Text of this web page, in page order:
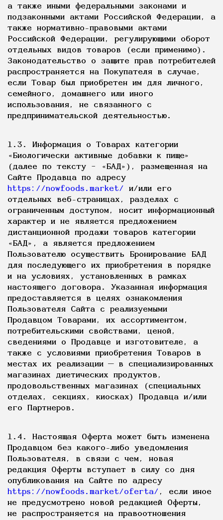
а также иными федеральными законами и
подзаконными актами Российской Федерации, а
также нормативно-правовыми актами
Российской Федерации, регулирующими оборот
отдельных видов товаров (если применимо).
Законодательство о защите прав потребителей
распространяется на Покупателя в случае,
если Товар был приобретен им для личного,
семейного, домашнего или иного
использования, не связанного с
предпринимательской деятельностью.
1.3. Информация о Товарах категории
«Биологически активные добавки к пище»
(далее по тексту – «БАД»), размещенная на
Сайте Продавца по адресу
https://nowfoods.market/
и/или его
отдельных веб-страницах, разделах с
ограниченным доступом, носит информационный
характер и не является предложением
дистанционной продажи товаров категории
«БАД», а является предложением
Пользователю осуществить Бронирование БАД
для последующего их приобретения в порядке
и на условиях, установленных в рамках
настоящего договора. Указанная информация
предоставляется в целях ознакомления
Пользователя Сайта с реализуемыми
Продавцом Товарами, их ассортиментом,
потребительскими свойствами, ценой,
сведениями о Продавце и изготовителе, а
также с условиями приобретения Товаров в
местах их реализации — в специализированных
магазинах диетических продуктов,
продовольственных магазинах (специальных
отделах, секциях, киосках) Продавца и/или
его Партнеров.
1.4. Настоящая Оферта может быть изменена
Продавцом без какого-либо уведомления
Пользователя, в связи с чем, новая
редакция Оферты вступает в силу со дня
опубликования на Сайте по адресу
https://nowfoods.market/oferta/ , если иное
не предусмотрено новой редакцией Оферты,
не распространяется на правоотношения